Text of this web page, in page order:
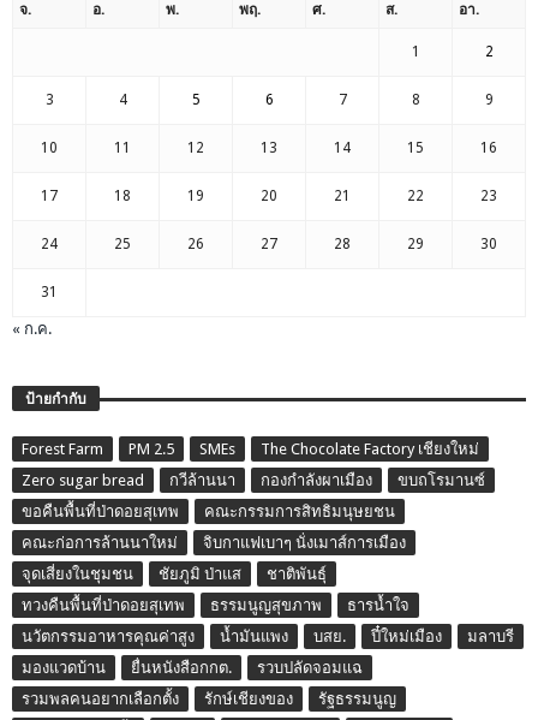
จ. อ. พ. พฤ. ศ. ส. อา.
1 2
3 4 5 6 7 8 9
10 11 12 13 14 15 16
17 18 19 20 21 22 23
24 25 26 27 28 29 30
31
« ก.ค.
ป้ายกำกับ
Forest Farm PM 2.5 SMEs
The Chocolate Factory เชียงใหม่
Zero sugar bread
กวีล้านนา กองกำลังผาเมือง
ขบถโรมานซ์
ขอคืนพื้นที่ป่าดอยสุเทพ
คณะกรรมการสิทธิมนุษยชน
คณะก่อการล้านนาใหม่
จิบกาแฟเบาๆ นั่งเมาส์การเมือง
จุดเสี่ยงในชุมชน
ชัยภูมิ ป่าแส
ชาติพันธุ์
ทวงคืนพื้นที่ป่าดอยสุเทพ
ธรรมนูญสุขภาพ
ธารน้ำใจ
นวัตกรรมอาหารคุณค่าสูง
น้ำมันแพง บสย. ปี๋ใหม่เมือง
มลาบรี
มองแวดบ้าน
ยื่นหนังสือกกต.
รวบปลัดจอมแฉ
รวมพลคนอยากเลือกตั้ง
รักษ์เชียงของ
รัฐธรรมนูญ